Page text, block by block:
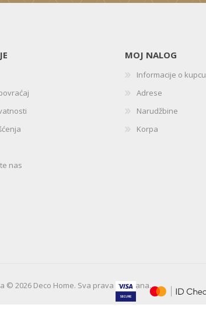
nas
MOJ NALOG
Informacije o kupcu
Adrese
Narudžbine
Korpa
© 2026 Deco Home. Sva prava zadržana.